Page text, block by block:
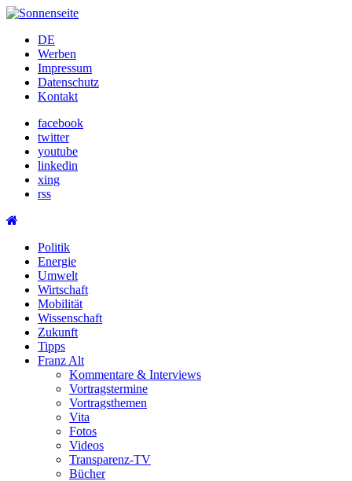
Skip
contentDE
Werben
Impressum
Datenschutz
Kontakt
facebook
twitter
youtube
linkedin
xing
rss
Politik
Energie
Umwelt
Wirtschaft
Mobilität
Wissenschaft
Zukunft
Tipps
Franz Alt
Kommentare & Interviews
Vortragstermine
Vortragsthemen
Vita
Fotos
Videos
Transparenz-TV
Bücher